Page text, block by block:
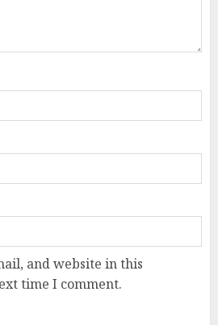
and website in this
time I comment.